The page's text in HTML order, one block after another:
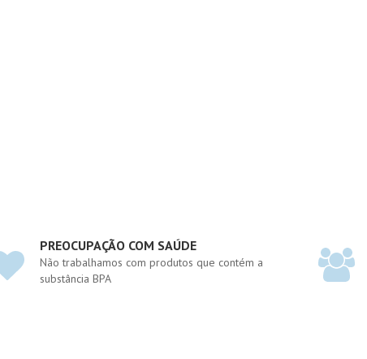
PREOCUPAÇÃO COM SAÚDE
Não trabalhamos com produtos que contém a
substância BPA